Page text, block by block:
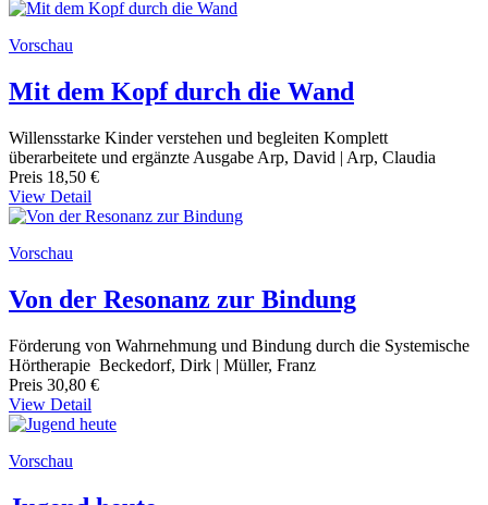
Vorschau
Mit dem Kopf durch die Wand
Willensstarke Kinder verstehen und begleiten Komplett
überarbeitete und ergänzte Ausgabe Arp, David | Arp, Claudia
Preis 18,50 €
View Detail
Vorschau
Von der Resonanz zur Bindung
Förderung von Wahrnehmung und Bindung durch die Systemische
Hörtherapie Beckedorf, Dirk | Müller, Franz
Preis 30,80 €
View Detail
Vorschau